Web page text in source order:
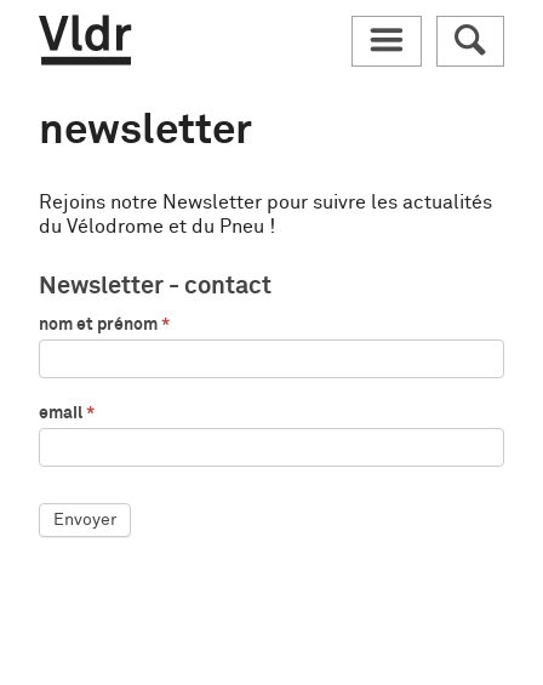
Vldr M R
newsletter
Rejoins notre Newsletter pour suivre les actualités
du Vélodrome et du Pneu !
-
contact
Newsletter - contact
nom et prénom *
email *
Envoyer